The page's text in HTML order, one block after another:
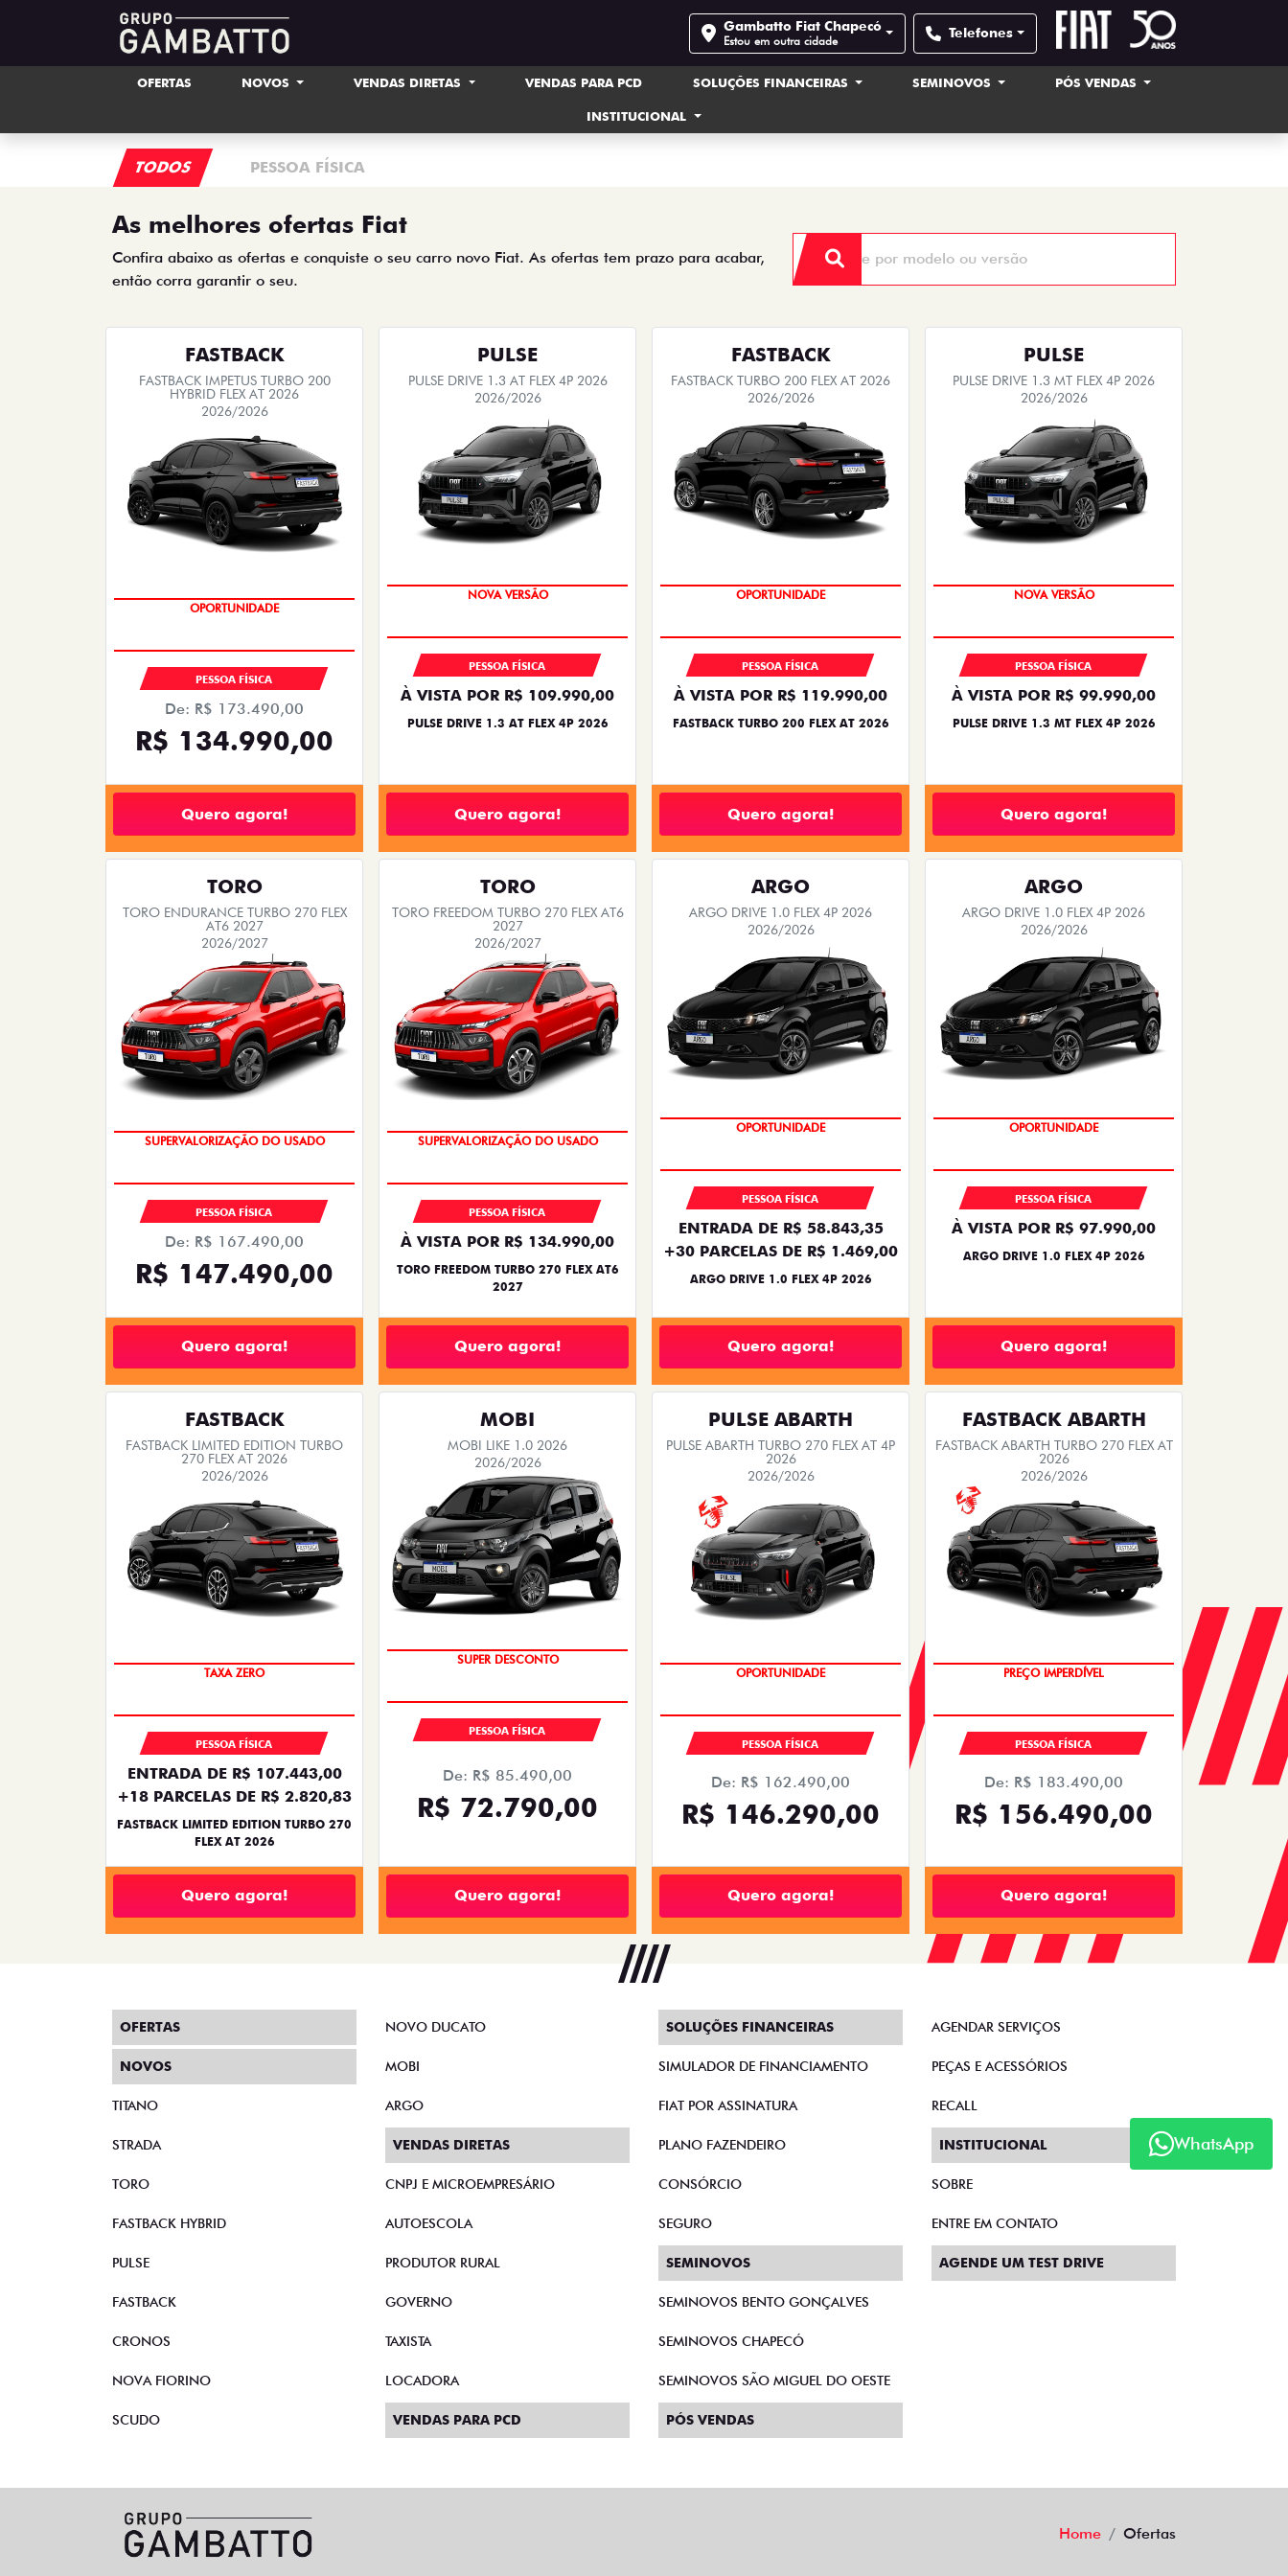
Gambatto Fiat Chapecó
Estou em outra cidade Telefones
OFERTAS NOVOS VENDAS DIRETAS VENDAS PARA PCD SOLUÇÕES FINANCEIRAS SEMINOVOS PÓS VENDAS
INSTITUCIONAL
TODOS PESSOA FÍSICA
As melhores ofertas Fiat
Confira abaixo as ofertas e conquiste o seu carro novo Fiat. As ofertas tem prazo para acabar,
então corra garantir o seu.
FASTBACK
FASTBACK IMPETUS TURBO 200
HYBRID FLEX AT 2026
2026/2026
PREÇO IMPERDÍVEL
PESSOA FÍSICA
De: R$ 173.490,00
R$ 134.990,00
Quero agora!
PULSE
PULSE DRIVE 1.3 AT FLEX 4P 2026
2026/2026
PREÇO IMPERDÍVEL
PESSOA FÍSICA
À VISTA POR R$ 109.990,00
PULSE DRIVE 1.3 AT FLEX 4P 2026
Quero agora!
FASTBACK
FASTBACK TURBO 200 FLEX AT 2026
2026/2026
OPORTUNIDADE
PESSOA FÍSICA
À VISTA POR R$ 119.990,00
FASTBACK TURBO 200 FLEX AT 2026
Quero agora!
PULSE
PULSE DRIVE 1.3 MT FLEX 4P 2026
2026/2026
PREÇO IMPERDÍVEL
PESSOA FÍSICA
À VISTA POR R$ 99.990,00
PULSE DRIVE 1.3 MT FLEX 4P 2026
Quero agora!
TORO
TORO ENDURANCE TURBO 270 FLEX
AT6 2027
2026/2027
COM USADO NA TROCA
PESSOA FÍSICA
De: R$ 167.490,00
R$ 147.490,00
Quero agora!
TORO
TORO FREEDOM TURBO 270 FLEX AT6
2027
2026/2027
OPORTUNIDADE
PESSOA FÍSICA
À VISTA POR R$ 134.990,00
TORO FREEDOM TURBO 270 FLEX AT6
2027
Quero agora!
ARGO
ARGO DRIVE 1.0 FLEX 4P 2026
2026/2026
BÔNUS DE 6 MIL REAIS
PESSOA FÍSICA
ENTRADA DE R$ 58.843,35
+30 PARCELAS DE R$ 1.469,00
ARGO DRIVE 1.0 FLEX 4P 2026
Quero agora!
ARGO
ARGO DRIVE 1.0 FLEX 4P 2026
2026/2026
BÔNUS DE 6 MIL REAIS
PESSOA FÍSICA
À VISTA POR R$ 97.990,00
ARGO DRIVE 1.0 FLEX 4P 2026
Quero agora!
FASTBACK
FASTBACK LIMITED EDITION TURBO
270 FLEX AT 2026
2026/2026
PREÇO IMPERDÍVEL
PESSOA FÍSICA
ENTRADA DE R$ 107.443,00
+18 PARCELAS DE R$ 2.820,83
FASTBACK LIMITED EDITION TURBO 270
FLEX AT 2026
Quero agora!
MOBI
MOBI LIKE 1.0 2026
2026/2026
TAXA ZERO
PESSOA FÍSICA
De: R$ 85.490,00
R$ 72.790,00
Quero agora!
PULSE ABARTH
PULSE ABARTH TURBO 270 FLEX AT 4P
2026
2026/2026
SAIA DE FIAT 0KM
PESSOA FÍSICA
De: R$ 162.490,00
R$ 146.290,00
Quero agora!
FASTBACK ABARTH
FASTBACK ABARTH TURBO 270 FLEX AT
2026
2026/2026
SAIA DE FIAT 0KM
PESSOA FÍSICA
De: R$ 183.490,00
R$ 156.490,00
Quero agora!
WhatsApp
OFERTAS
NOVOS
TITANO
STRADA
TORO
FASTBACK HYBRID
PULSE
FASTBACK
CRONOS
NOVA FIORINO
SCUDO
NOVO DUCATO
MOBI
ARGO
VENDAS DIRETAS
CNPJ E MICROEMPRESÁRIO
AUTOESCOLA
PRODUTOR RURAL
GOVERNO
TAXISTA
LOCADORA
VENDAS PARA PCD
SOLUÇÕES FINANCEIRAS
SIMULADOR DE FINANCIAMENTO
FIAT POR ASSINATURA
PLANO FAZENDEIRO
CONSÓRCIO
SEGURO
SEMINOVOS
SEMINOVOS BENTO GONÇALVES
SEMINOVOS CHAPECÓ
SEMINOVOS SÃO MIGUEL DO OESTE
PÓS VENDAS
AGENDAR SERVIÇOS
PEÇAS E ACESSÓRIOS
RECALL
INSTITUCIONAL
SOBRE
ENTRE EM CONTATO
AGENDE UM TEST DRIVE
Home Ofertas